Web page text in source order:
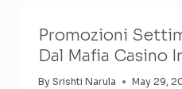
Promozioni
Dal Mafia Casino
By Srishti Narula May 29,